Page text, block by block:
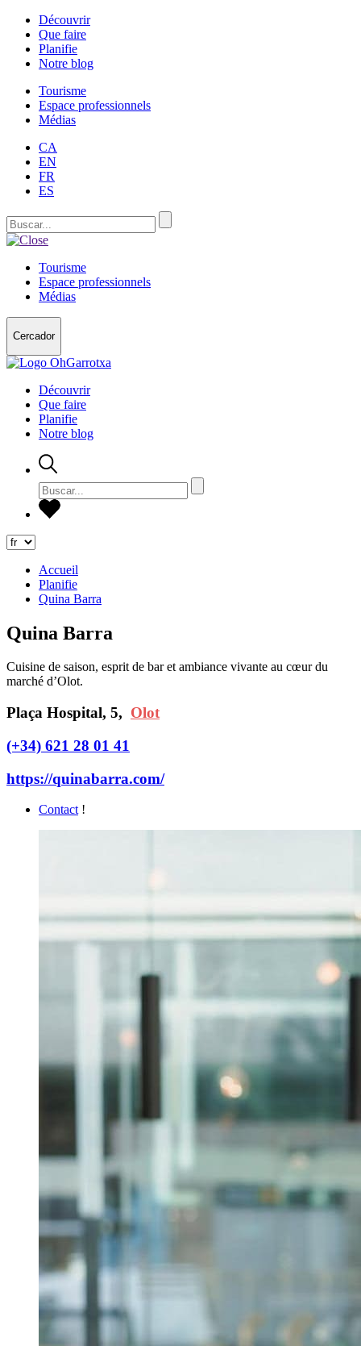
Découvrir
Que faire
Planifie
Notre blog
Tourisme
Espace professionnels
Médias
CA
EN
FR
ES
Tourisme
Espace professionnels
Médias
Cercador
Découvrir
Que faire
Planifie
Notre blog
Accueil
Planifie
Quina Barra
Quina Barra
Cuisine de saison, esprit de bar et ambiance vivante au cœur du
marché d’Olot.
Plaça Hospital, 5, Olot
(+34) 621 28 01 41
https://quinabarra.com/
Contact !